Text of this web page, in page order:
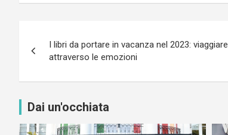
articoli
I libri da portare in vacanza nel 2023: viaggiare
attraverso le emozioni
Dai un'occhiata